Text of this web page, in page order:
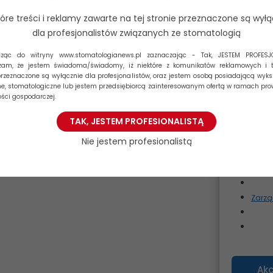
Brak
niektóre
treści i reklamy zawarte na tej stronie przeznaczone są
dla profesjonalistów związanych ze stomatologią
do witryny www.stomatologianews.pl zaznaczając - Tak, JESTEM
że jestem świadoma/świadomy, iż niektóre z komunikatów reklamowych i
są wyłącznie dla profesjonalistów, oraz jestem osobą posiadającą
stomatologiczne lub jestem przedsiębiorcą zainteresowanym ofertą w ramach
gospodarczej.
TAK, JESTEM PROFESIONALISTĄ
Nie jestem profesionalistą